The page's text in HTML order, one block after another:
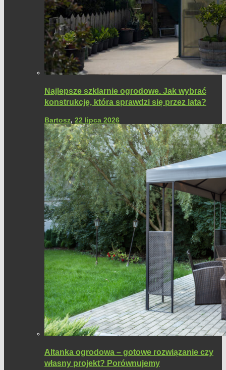
Najlepsze szklarnie ogrodowe. Jak wybrać
konstrukcję, która sprawdzi się przez lata?
Bartosz, 22 lipca 2026
Altanka ogrodowa – gotowe rozwiązanie czy
własny projekt? Porównujemy